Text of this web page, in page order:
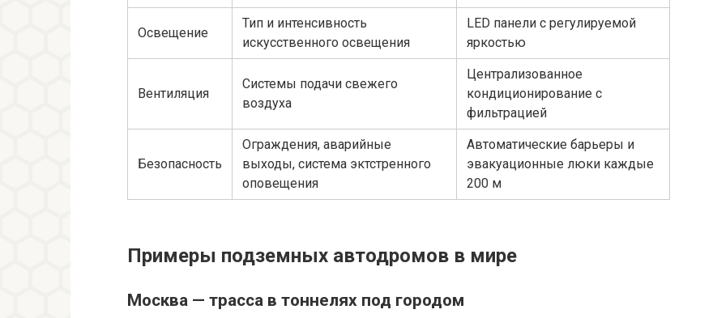
Освещение
Тип и интенсивность
искусственного освещения
LED панели с регулируемой
яркостью
Вентиляция
Системы подачи свежего
воздуха
Централизованное
кондиционирование с
фильтрацией
Безопасность
Ограждения, аварийные
выходы, система эктстренного
оповещения
Автоматические барьеры и
эвакуационные люки каждые
200 м
Примеры подземных автодромов в мире
Москва — трасса в тоннелях под городом